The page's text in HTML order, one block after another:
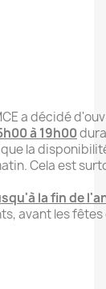
a décidé
à 19h00
la
Cela est
la fin de
avant les